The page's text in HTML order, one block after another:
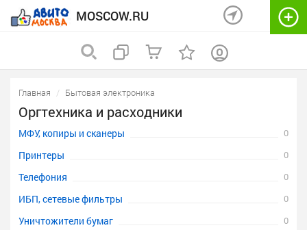
MOSCOW.RU
Главная Бытовая электроника
Оргтехника и расходники
МФУ, копиры и сканеры 0
Принтеры 0
Телефония 0
ИБП, сетевые фильтры 0
Уничтожители бумаг 0